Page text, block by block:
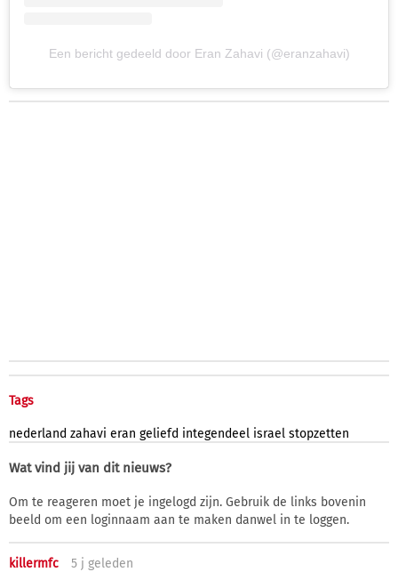
Een bericht gedeeld door Eran Zahavi (@eranzahavi)
Tags
nederland zahavi eran geliefd integendeel israel stopzetten
Wat vind jij van dit nieuws?
Om te reageren moet je ingelogd zijn. Gebruik de links bovenin
beeld om een loginnaam aan te maken danwel in te loggen.
killermfc 5 j geleden